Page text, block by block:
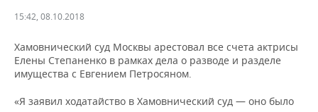
ДЕКЛАРАЦИИ О ДОХОДАХ
КОРОЛИ ГОСЗАКАЗА ПФО
ВУЗЫ ТАТАРСТАНА
НОВОСТИ ЭКОНОМИКИ
ФИНАНСЫ
БАНКИ
ПРОМЫШЛЕННОСТЬ
НОВОСТИ
ПРОМЫШЛЕННОСТИ
НЕДВИЖИМОСТЬ
НОВОСТИ НЕДВИЖИМОСТИ
АВТО
15:42, 08.10.2018
Хамовнический суд Москвы арестовал все счета актрисы
Елены Степаненко в рамках дела о разводе и разделе
имущества с Евгением Петросяном.
«Я заявил ходатайство в Хамовнический суд — оно было